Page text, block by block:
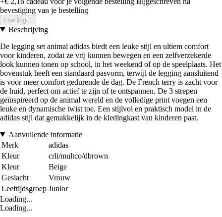
bevestiging van je bestelling
Loading...
Beschrijving
De legging set animal adidas biedt een leuke stijl en ultiem comfort
voor kinderen, zodat ze vrij kunnen bewegen en een zelfverzekerde
look kunnen tonen op school, in het weekend of op de speelplaats. Het
bovenstuk heeft een standaard pasvorm, terwijl de legging aansluitend
is voor meer comfort gedurende de dag. De French terry is zacht voor
de huid, perfect om actief te zijn of te ontspannen. De 3 strepen
geïnspireerd op de animal wereld en de volledige print voegen een
leuke en dynamische twist toe. Een stijlvol en praktisch model in de
adidas stijl dat gemakkelijk in de kledingkast van kinderen past.
Aanvullende informatie
Merk
adidas
Kleur
crli/multco/dbrown
Kleur
Beige
Geslacht
Vrouw
Leeftijdsgroep Junior
Loading...
Loading...